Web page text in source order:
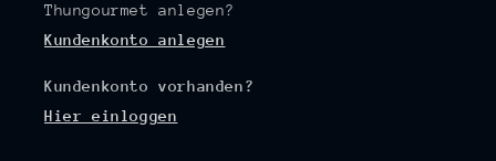
Thungourmet anlegen?
Kundenkonto anlegen
Kundenkonto vorhanden?
Hier einloggen